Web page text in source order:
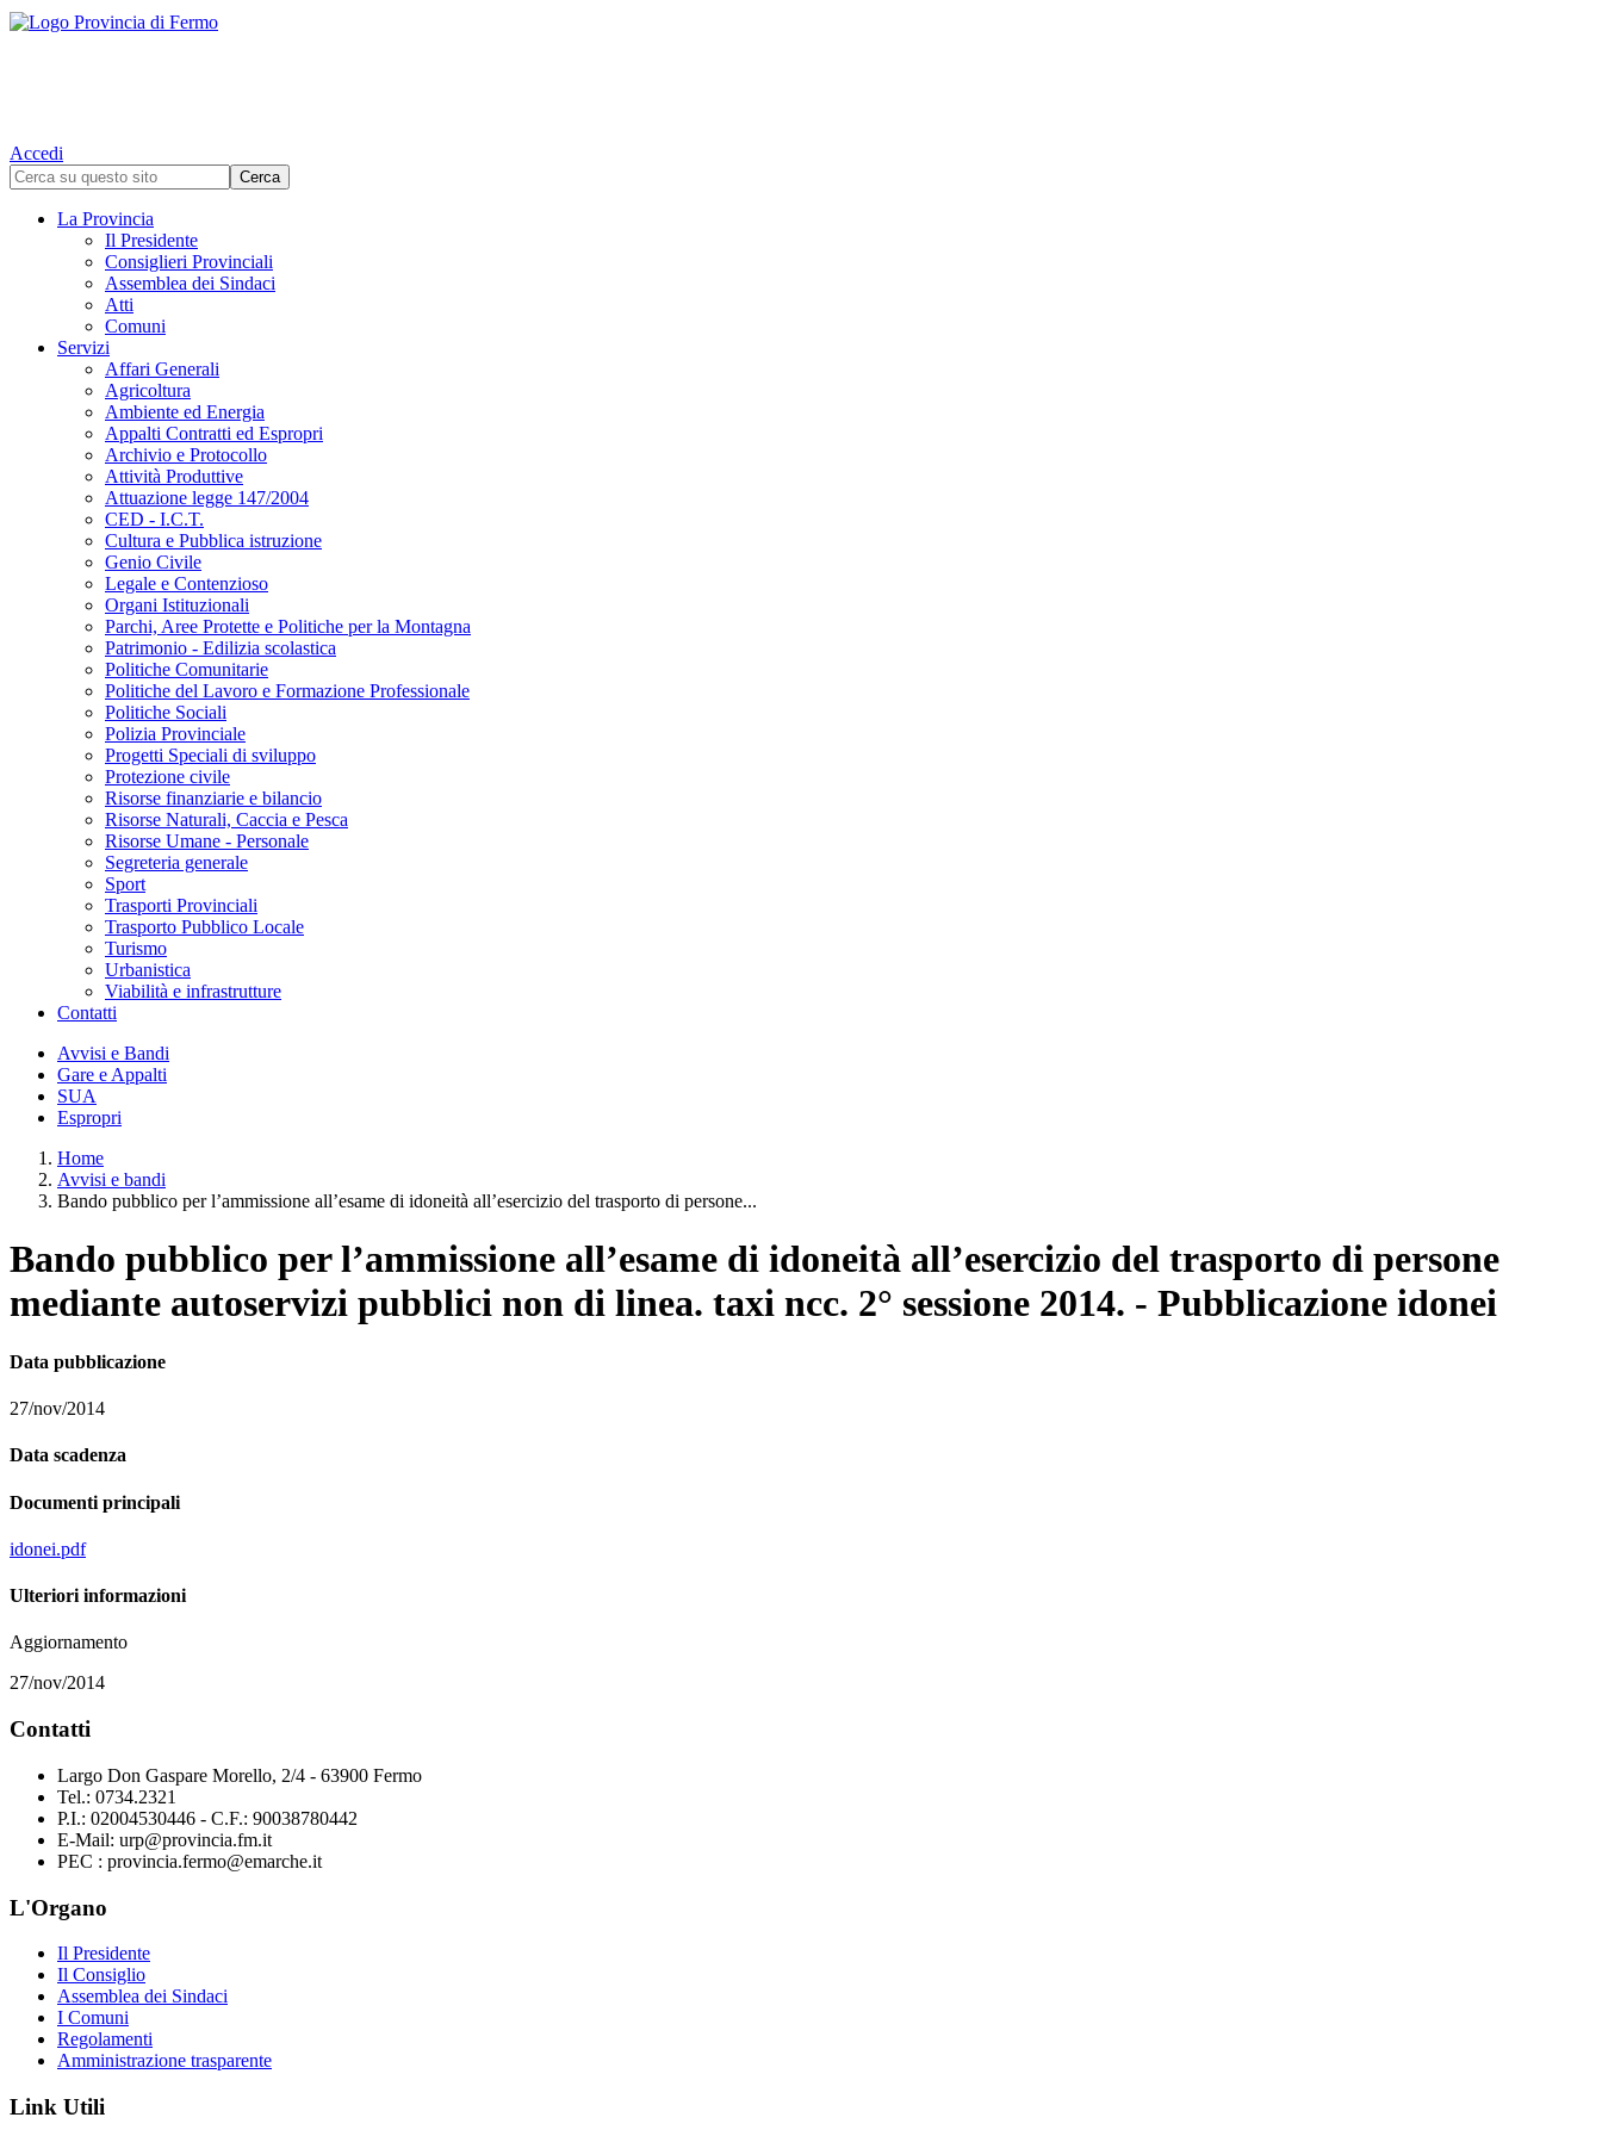
Accedi
La Provincia
Il Presidente
Consiglieri Provinciali
Assemblea dei Sindaci
Atti
Comuni
Servizi
Affari Generali
Agricoltura
Ambiente ed Energia
Appalti Contratti ed Espropri
Archivio e Protocollo
Attività Produttive
Attuazione legge 147/2004
CED - I.C.T.
Cultura e Pubblica istruzione
Genio Civile
Legale e Contenzioso
Organi Istituzionali
Parchi, Aree Protette e Politiche per la Montagna
Patrimonio - Edilizia scolastica
Politiche Comunitarie
Politiche del Lavoro e Formazione Professionale
Politiche Sociali
Polizia Provinciale
Progetti Speciali di sviluppo
Protezione civile
Risorse finanziarie e bilancio
Risorse Naturali, Caccia e Pesca
Risorse Umane - Personale
Segreteria generale
Sport
Trasporti Provinciali
Trasporto Pubblico Locale
Turismo
Urbanistica
Viabilità e infrastrutture
Contatti
Avvisi e Bandi
Gare e Appalti
SUA
Espropri
Home
Avvisi e bandi
Bando pubblico per l’ammissione all’esame di idoneità all’esercizio del trasporto di persone...
Bando pubblico per l’ammissione all’esame di idoneità all’esercizio del trasporto di persone
mediante autoservizi pubblici non di linea. taxi ncc. 2° sessione 2014. - Pubblicazione idonei
Data pubblicazione
27/nov/2014
Data scadenza
Documenti principali
idonei.pdf
Ulteriori informazioni
Aggiornamento
27/nov/2014
Contatti
Largo Don Gaspare Morello, 2/4 - 63900 Fermo
Tel.: 0734.2321
P.I.: 02004530446 - C.F.: 90038780442
E-Mail: urp@provincia.fm.it
PEC : provincia.fermo@emarche.it
L'Organo
Il Presidente
Il Consiglio
Assemblea dei Sindaci
I Comuni
Regolamenti
Amministrazione trasparente
Link Utili